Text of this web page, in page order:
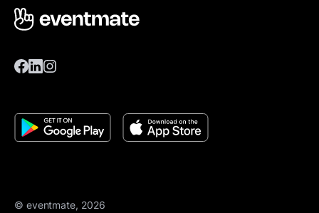
© eventmate, 2026